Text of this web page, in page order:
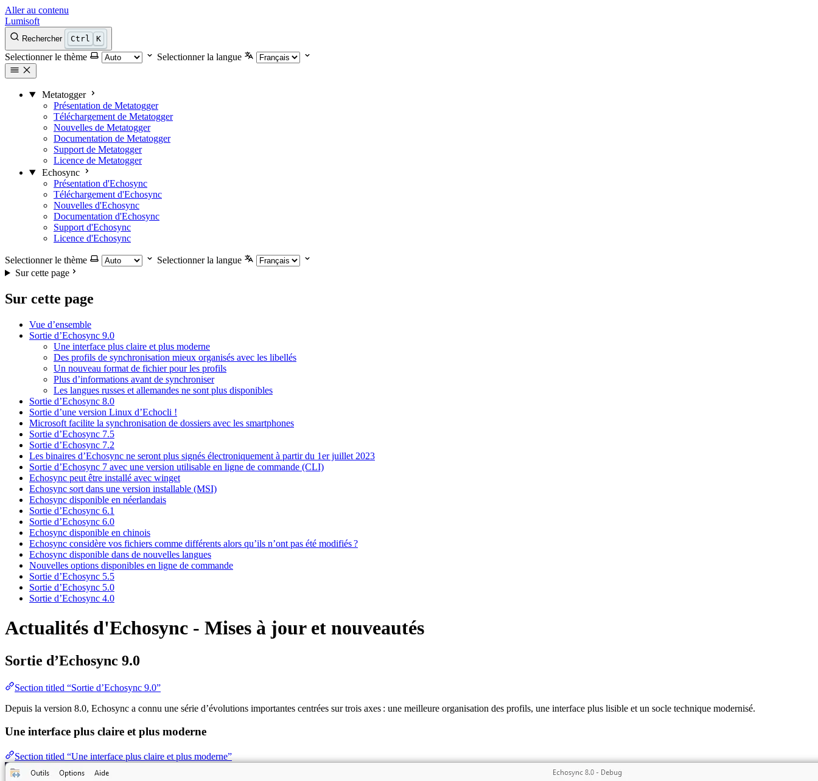
Aller au contenu
Lumisoft
Rechercher Ctrl K
Selectionner le thème Selectionner la langue
Metatogger
Présentation de Metatogger
Téléchargement de Metatogger
Nouvelles de Metatogger
Documentation de Metatogger
Support de Metatogger
Licence de Metatogger
Echosync
Présentation d'Echosync
Téléchargement d'Echosync
Nouvelles d'Echosync
Documentation d'Echosync
Support d'Echosync
Licence d'Echosync
Selectionner le thème
Selectionner la langue
Sur cette page
Sur cette page
Vue d’ensemble
Sortie d’Echosync 9.0
Une interface plus claire et plus moderne
Des profils de synchronisation mieux organisés avec les libellés
Un nouveau format de fichier pour les profils
Plus d’informations avant de synchroniser
Les langues russes et allemandes ne sont plus disponibles
Sortie d’Echosync 8.0
Sortie d’une version Linux d’Echocli !
Microsoft facilite la synchronisation de dossiers avec les smartphones
Sortie d’Echosync 7.5
Sortie d’Echosync 7.2
Les binaires d’Echosync ne seront plus signés électroniquement à partir du 1er juillet 2023
Sortie d’Echosync 7 avec une version utilisable en ligne de commande (CLI)
Echosync peut être installé avec winget
Echosync sort dans une version installable (MSI)
Echosync disponible en néerlandais
Sortie d’Echosync 6.1
Sortie d’Echosync 6.0
Echosync disponible en chinois
Echosync considère vos fichiers comme différents alors qu’ils n’ont pas été modifiés ?
Echosync disponible dans de nouvelles langues
Nouvelles options disponibles en ligne de commande
Sortie d’Echosync 5.5
Sortie d’Echosync 5.0
Sortie d’Echosync 4.0
Actualités d'Echosync - Mises à jour et nouveautés
Sortie d’Echosync 9.0
Section titled “Sortie d’Echosync 9.0”
Depuis la version 8.0, Echosync a connu une série d’évolutions importantes centrées sur trois axes : une meilleure organisation des profils, une interface plus lisible et un socle technique modernisé.
Une interface plus claire et plus moderne
Section titled “Une interface plus claire et plus moderne”